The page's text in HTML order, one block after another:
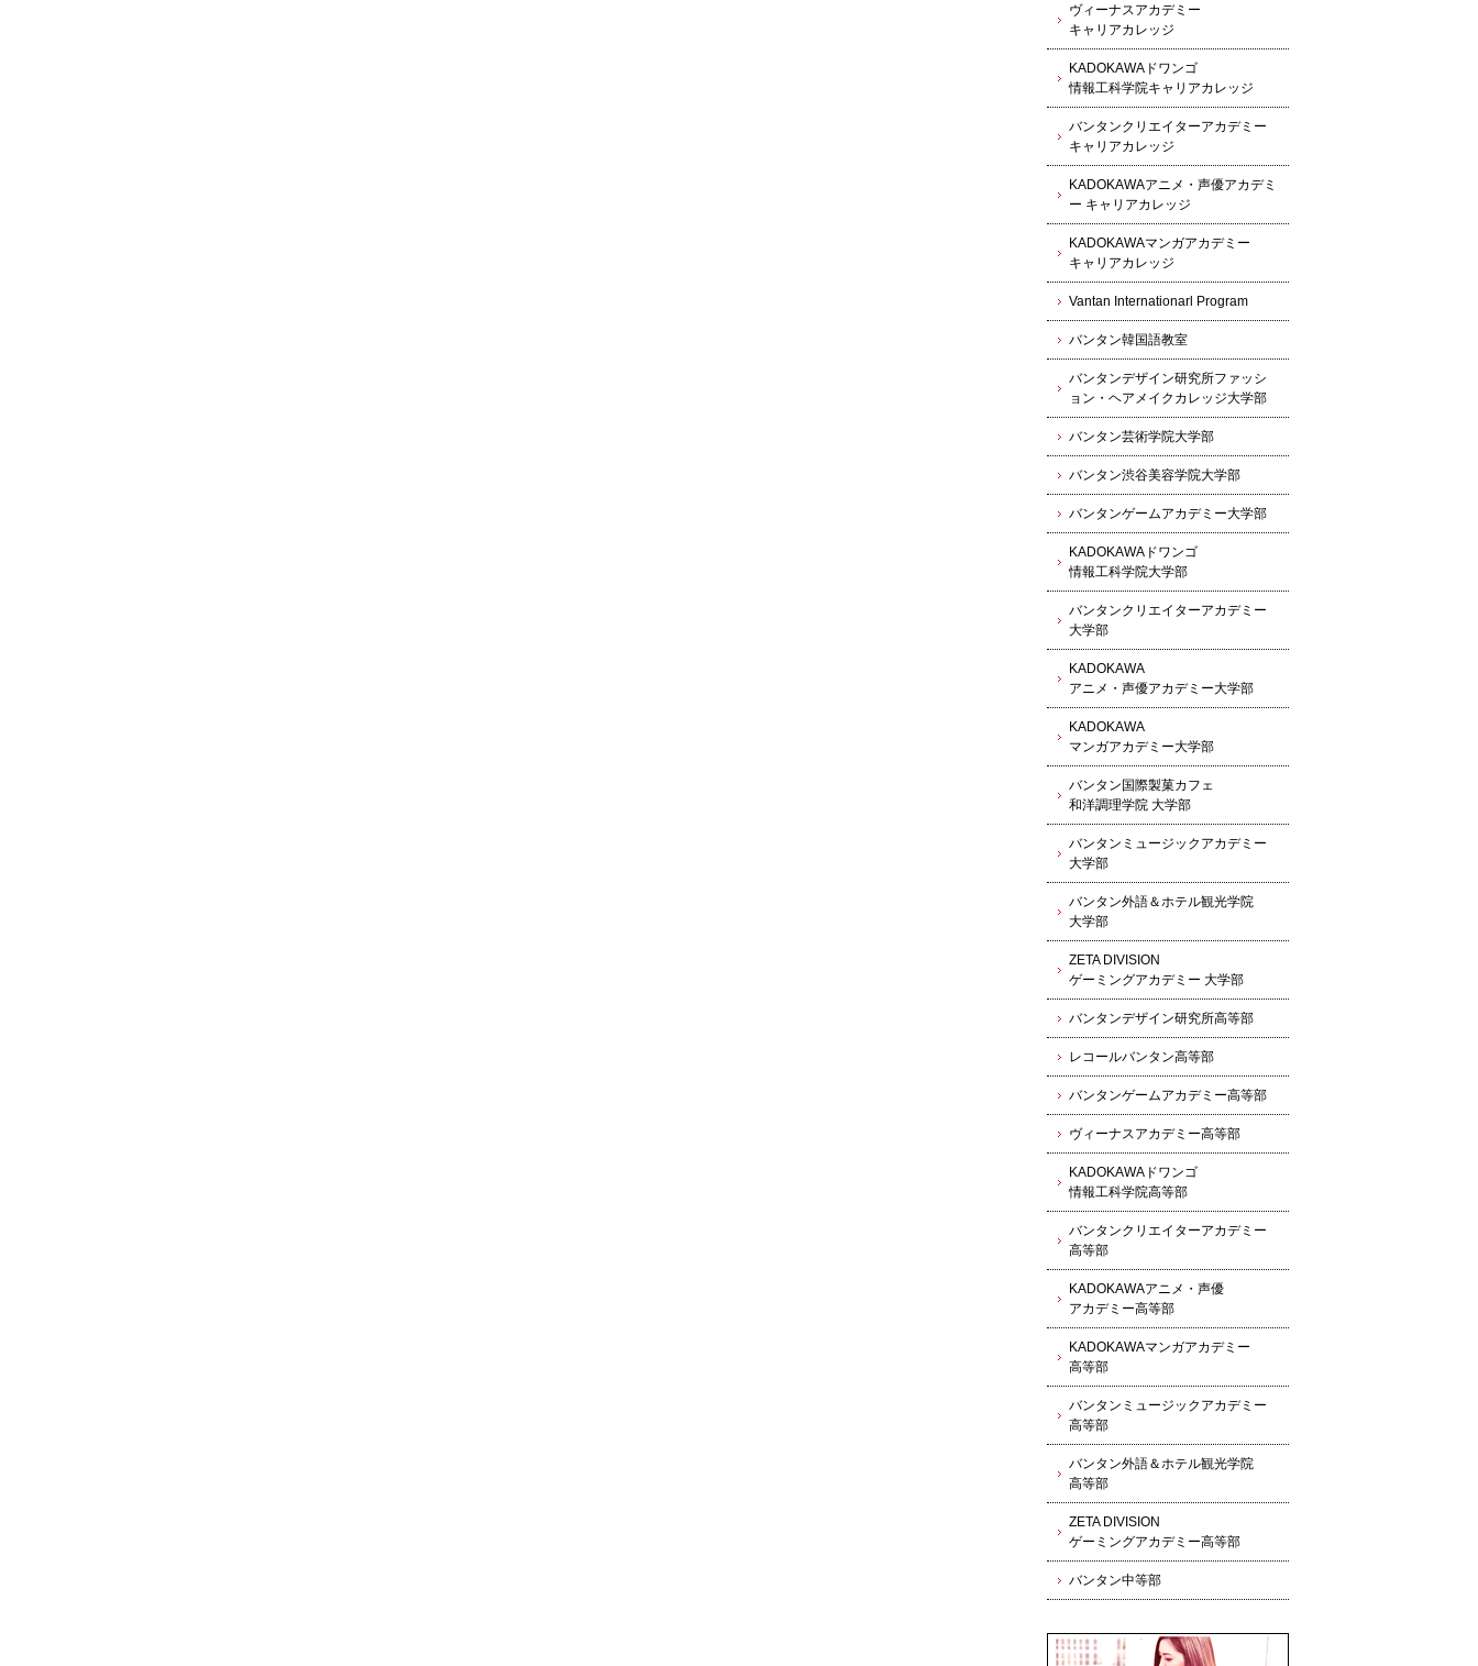
ヴィーナスアカデミー
キャリアカレッジ
KADOKAWAドワンゴ
情報工科学院キャリアカレッジ
バンタンクリエイターアカデミー
キャリアカレッジ
KADOKAWAアニメ・声優アカデミ
ー キャリアカレッジ
KADOKAWAマンガアカデミー
キャリアカレッジ
Vantan Internationarl Program
バンタン韓国語教室
バンタンデザイン研究所ファッシ
ョン・ヘアメイクカレッジ大学部
バンタン芸術学院大学部
バンタン渋谷美容学院大学部
バンタンゲームアカデミー大学部
KADOKAWAドワンゴ
情報工科学院大学部
バンタンクリエイターアカデミー
大学部
KADOKAWA
アニメ・声優アカデミー大学部
KADOKAWA
マンガアカデミー大学部
バンタン国際製菓カフェ
和洋調理学院 大学部
バンタンミュージックアカデミー
大学部
バンタン外語＆ホテル観光学院
大学部
ZETA DIVISION
ゲーミングアカデミー 大学部
バンタンデザイン研究所高等部
レコールバンタン高等部
バンタンゲームアカデミー高等部
ヴィーナスアカデミー高等部
KADOKAWAドワンゴ
情報工科学院高等部
バンタンクリエイターアカデミー
高等部
KADOKAWAアニメ・声優
アカデミー高等部
KADOKAWAマンガアカデミー
高等部
バンタンミュージックアカデミー
高等部
バンタン外語＆ホテル観光学院
高等部
ZETA DIVISION
ゲーミングアカデミー高等部
バンタン中等部